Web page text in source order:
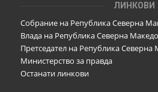
ЛИНКОВИ
Собрание на Република Северна
Влада на Република Северна
Претседател на Република Северна
Министерство за правда
Останати линкови